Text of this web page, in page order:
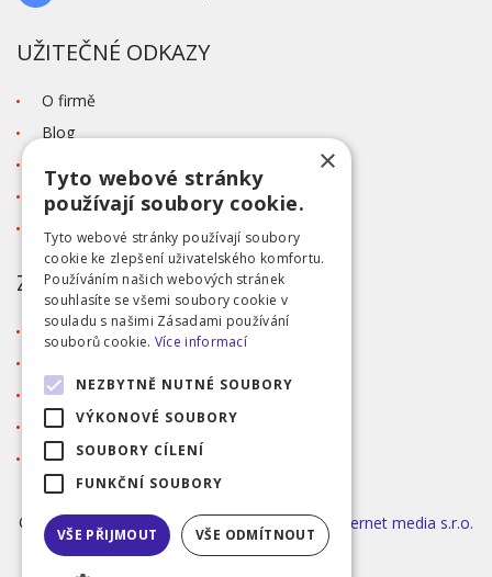
UŽITEČNÉ ODKAZY
O firmě
Blog
Tabulka velikostí
Ochrana osobních údajů GDPR
ZÁKAZNICKÝ SERVIS
Obchodní podmínky
Reklamace
Přihlášení
Registrace
©2026 MODA ČAPEK s.r.o. Made by
INIZIO Internet media s.r.o.
|
nastavení cookies
×
Tyto webové stránky
používají soubory cookie.
Tyto webové stránky používají soubory
cookie ke zlepšení uživatelského komfortu.
Používáním našich webových stránek
souhlasíte se všemi soubory cookie v
souladu s našimi Zásadami používání
souborů cookie. Více informací
NEZBYTNĚ NUTNÉ SOUBORY
VÝKONOVÉ SOUBORY
SOUBORY CÍLENÍ
FUNKČNÍ SOUBORY
VŠE PŘIJMOUT VŠE ODMÍTNOUT